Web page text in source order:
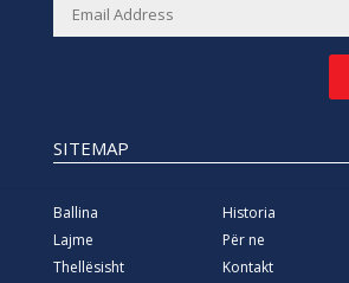
SITEMAP
Ballina
Lajme
Thellësisht
Historia
Për ne
Kontakt